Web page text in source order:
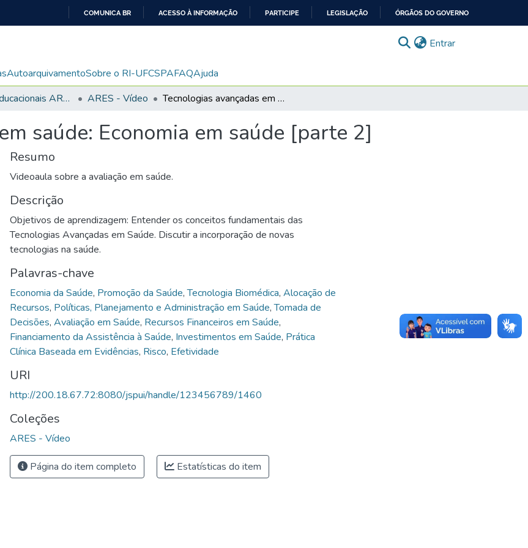
CONTEÚDO
COMUNICA BR ACESSO À INFORMAÇÃO PARTICIPE LEGISLAÇÃO ÓRGÃOS DO GOVERNO
Entrar(current)
AutoarquivamentoSobre o RI-UFCSPAFAQAjuda
Recursos Educacionais ARES/UNA-SUS ARES - Vídeo Tecnologias avançadas em saúde: Economia em saúde [parte 2]
saúde: Economia em saúde [parte 2]
Resumo
Videoaula sobre a avaliação em saúde.
Descrição
Objetivos de aprendizagem: Entender os conceitos fundamentais das
Tecnologias Avançadas em Saúde. Discutir a incorporação de novas
tecnologias na saúde.
Palavras-chave
Economia da Saúde, Promoção da Saúde,Tecnologia Biomédica, Alocação de
Recursos, Políticas, Planejamento e Administração em Saúde,Tomada de
Decisões, Avaliação em Saúde, Recursos Financeiros em Saúde,
Financiamento da Assistência à Saúde, Investimentos em Saúde, Prática
Clínica Baseada em Evidências, Risco, Efetividade
URI
http://200.18.67.72:8080/jspui/handle/123456789/1460
Coleções
ARES - Vídeo
Página do item completo Estatísticas do item